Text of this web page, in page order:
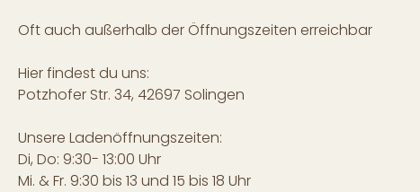
Oft auch außerhalb der Öffnungszeiten erreichbar
Hier findest du uns:
Potzhofer Str. 34, 42697 Solingen
Unsere Ladenöffnungszeiten:
Di, Do: 9:30- 13:00 Uhr
Mi. & Fr. 9:30 bis 13 und 15 bis 18 Uhr